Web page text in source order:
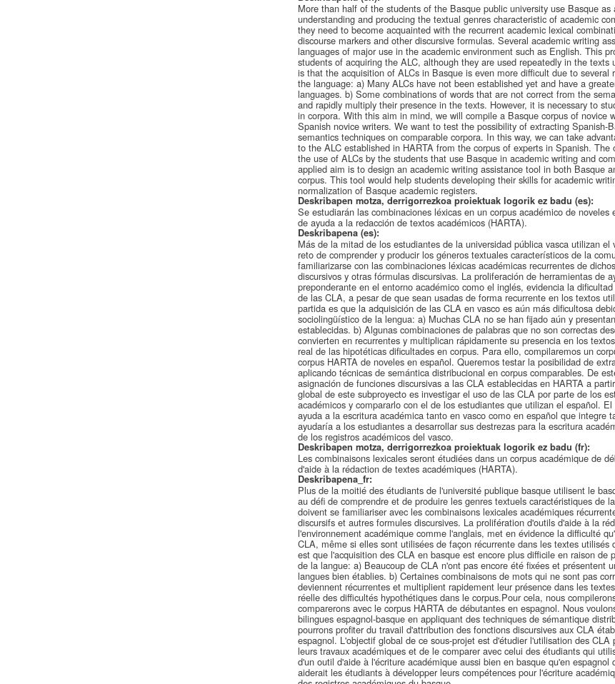
More than half of the students of the Basque public university use Basque
understanding and producing the textual genres characteristic of academic
they need to become acquainted with the recurrent academic lexical
discourse markers and other discursive formulas. Several academic writing
languages of major use in the academic environment such as English. This
students of acquiring the ALC, although they are used repeatedly in the
is that the acquisition of ALCs in Basque is even more difficult due to
the language: a) Many ALCs have not been established yet and have a
languages. b) Some combinations of words that are not correct from the
and rapidly multiply their presence in the texts. However, it is necessary to
in corpora. With this aim in mind, we will compile a Basque corpus of novice
Spanish novice writers. We want to test the possibility of extracting Spanish-
semantics techniques on comparable corpora. In this way, we can take
to the ALC established in HARTA from the corpus of experts in Spanish.
the use of ALCs by the students that use Basque in academic writing and
applied aim is to design an academic writing assistance tool in both Basque
corpus. This tool would help students developing their skills for academic
normalization of Basque academic registers.
Deskribapen motza, derrigorrezkoa proiektuak logorik ez badu (es):
Se estudiarán las combinaciones léxicas en un corpus académico de
de ayuda a la redacción de textos académicos (HARTA).
Deskribapena (es):
Más de la mitad de los estudiantes de la universidad pública vasca utilizan
reto de comprender y producir los géneros textuales característicos de la
familiarizarse con las combinaciones léxicas académicas recurrentes de
discursivos y otras fórmulas discursivas. La proliferación de herramientas de
preponderante en el entorno académico como el inglés, evidencia la
de las CLA, a pesar de que sean usadas de forma recurrente en los textos
partida es que la adquisición de las CLA en vasco es aún más dificultosa
sociolingüístico de la lengua: a) Muchas CLA no se han fijado aún y
establecidas. b) Algunas combinaciones de palabras que no son correctas
convierten en recurrentes y multiplican rápidamente su presencia en los
real de las hipotéticas dificultades en corpus. Para ello, compilaremos un
corpus HARTA de noveles en español. Queremos testar la posibilidad de
aplicando técnicas de semántica distribucional en corpus comparables. De
asignación de funciones discursivas a las CLA establecidas en HARTA a
global de este subproyecto es investigar el uso de las CLA por parte de los
académicos y compararlo con el de los estudiantes que utilizan el español.
ayuda a la escritura académica tanto en vasco como en español que integre
ayudaría a los estudiantes a desarrollar sus destrezas para la escritura
de los registros académicos del vasco.
Deskribapen motza, derrigorrezkoa proiektuak logorik ez badu (fr):
Les combinaisons lexicales seront étudiées dans un corpus académique de
d'aide à la rédaction de textes académiques (HARTA).
Deskribapena_fr:
Plus de la moitié des étudiants de l'université publique basque utilisent le
au défi de comprendre et de produire les genres textuels caractéristiques de
doivent se familiariser avec les combinaisons lexicales académiques
discursifs et autres formules discursives. La prolifération d'outils d'aide à la
l'environnement académique comme l'anglais, met en évidence la difficulté
CLA, même si elles sont utilisées de façon récurrente dans les textes
est que l'acquisition des CLA en basque est encore plus difficile en raison de
de la langue: a) Beaucoup de CLA n'ont pas encore été fixées et présentent
langues bien établies. b) Certaines combinaisons de mots qui ne sont pas
deviennent récurrentes et multiplient rapidement leur présence dans les
réelle des difficultés hypothétiques dans le corpus.Pour cela, nous
comparerons avec le corpus HARTA de débutantes en espagnol. Nous
bilingues espagnol-basque en appliquant des techniques de sémantique
pourrons profiter du travail d'attribution des fonctions discursives aux CLA
espagnol. L'objectif global de ce sous-projet est d'étudier l'utilisation des
leurs travaux académiques et de le comparer avec celui des étudiants qui
d'un outil d'aide à l'écriture académique aussi bien en basque qu'en
aiderait les étudiants à développer leurs compétences pour l'écriture